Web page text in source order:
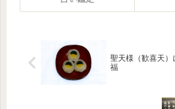
聖天様（歓喜天
福